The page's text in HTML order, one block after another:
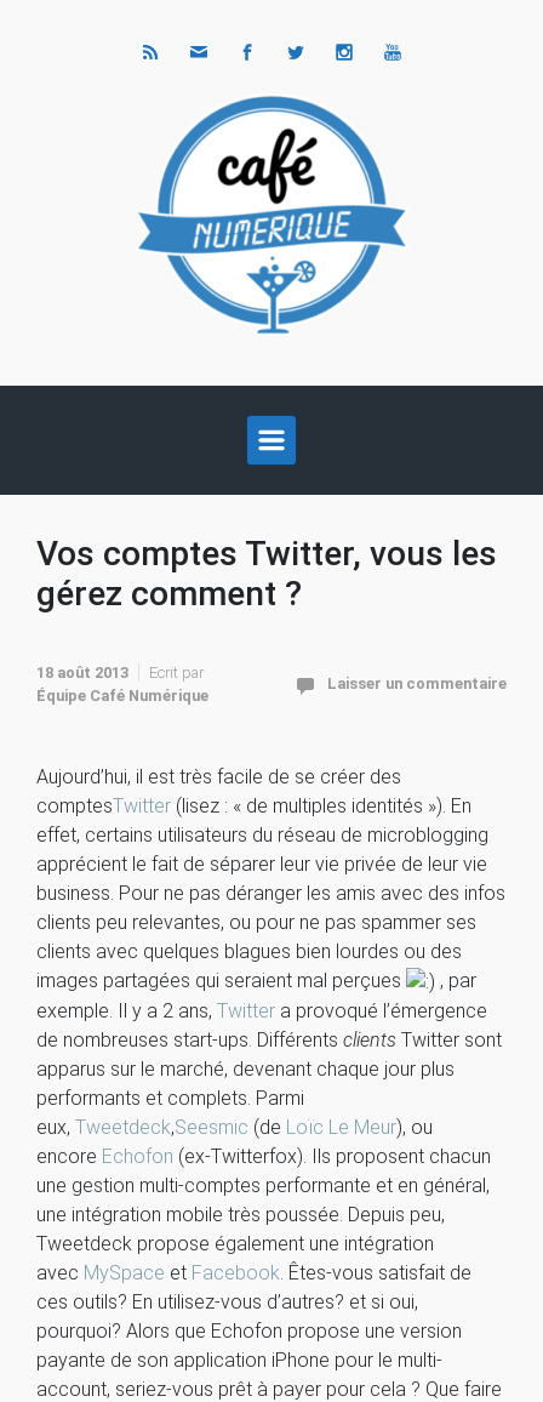
Vos comptes Twitter, vous les
gérez comment ?
18 août 2013
Ecrit par
Équipe Café Numérique
Laisser un commentaire
Aujourd’hui, il est très facile de se créer des
comptesTwitter (lisez : « de multiples identités »). En
effet, certains utilisateurs du réseau de microblogging
apprécient le fait de séparer leur vie privée de leur vie
business. Pour ne pas déranger les amis avec des infos
clients peu relevantes, ou pour ne pas spammer ses
clients avec quelques blagues bien lourdes ou des
images partagées qui seraient mal perçues
, par
exemple. Il y a 2 ans, Twitter a provoqué l’émergence
de nombreuses start-ups. Différents clients Twitter sont
apparus sur le marché, devenant chaque jour plus
performants et complets. Parmi
eux, Tweetdeck,Seesmic (de Loïc Le Meur), ou
encore Echofon (ex-Twitterfox). Ils proposent chacun
une gestion multi-comptes performante et en général,
une intégration mobile très poussée. Depuis peu,
Tweetdeck propose également une intégration
avec MySpace et Facebook . Êtes-vous satisfait de
ces outils? En utilisez-vous d’autres? et si oui,
pourquoi? Alors que Echofon propose une version
payante de son application iPhone pour le multi-
account, seriez-vous prêt à payer pour cela ? Que faire